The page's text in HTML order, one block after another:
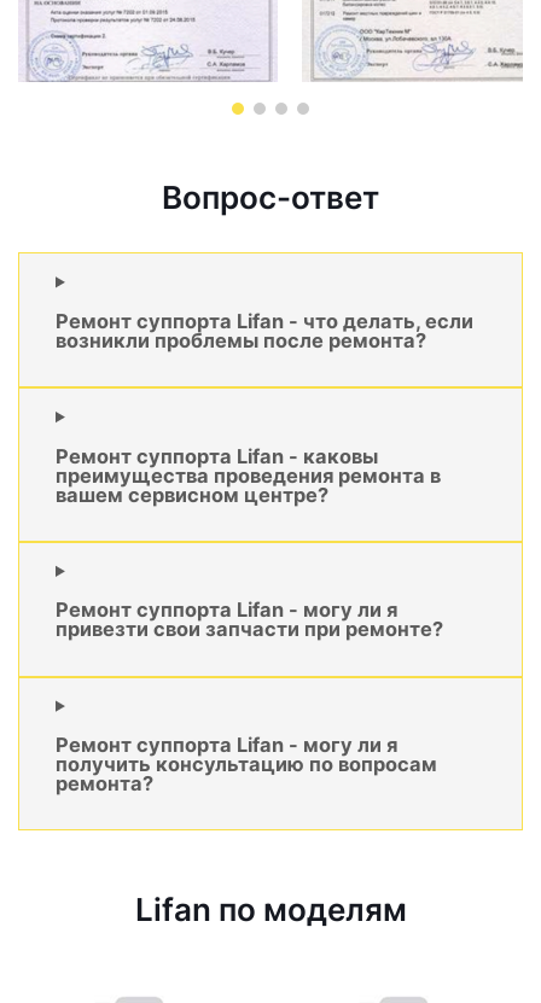
Вопрос-ответ
Ремонт суппорта Lifan - что делать, если
возникли проблемы после ремонта?
Ремонт суппорта Lifan - каковы
преимущества проведения ремонта в
вашем сервисном центре?
Ремонт суппорта Lifan - могу ли я
привезти свои запчасти при ремонте?
Ремонт суппорта Lifan - могу ли я
получить консультацию по вопросам
ремонта?
Lifan по моделям